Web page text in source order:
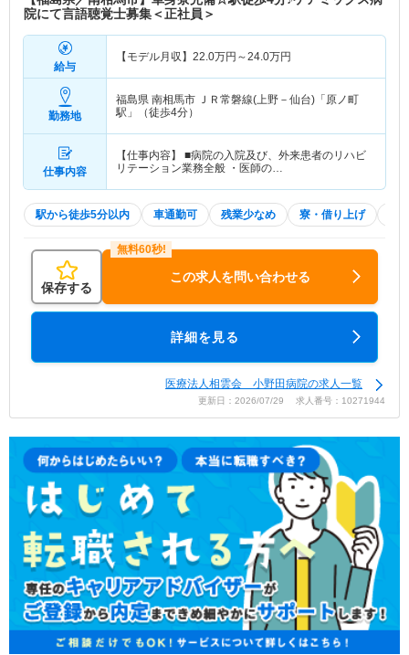
院にて言語聴覚士募集＜正社員＞
給与
【モデル月収】 22.0万円～24.0万円
勤務地
福島県 南相馬市 ＪＲ常磐線(上野－仙台)「原ノ町
駅」（徒歩4分）
仕事内容
【仕事内容】 ■病院の入院及び、外来患者のリハビ
リテーション業務全般 ・医師の…
駅から徒歩5分以内 車通勤可 残業少なめ 寮・借り上げ
保存する
この求人を問い合わせる
詳細を見る
医療法人相雲会 小野田病院の求人一覧
更新日：2026/07/29 求人番号：10271944